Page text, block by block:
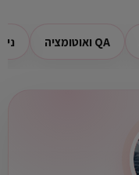
QA ואוטומציה